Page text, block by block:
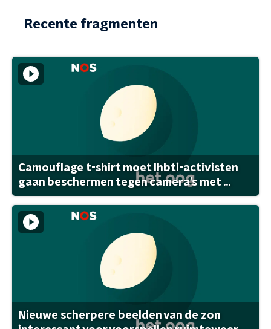
Recente fragmenten
Camouflage t-shirt moet lhbti-activisten
gaan beschermen tegen camera's met ...
Nieuwe scherpere beelden van de zon